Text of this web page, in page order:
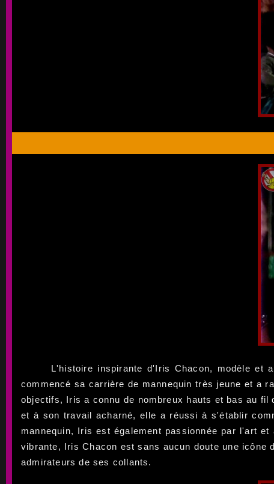
L'histoire inspirante d'Iris Chacon, modèle
commencé sa carrière de mannequin très jeune et a
objectifs, Iris a connu de nombreux hauts et bas au
et à son travail acharné, elle a réussi à s'établir
mannequin, Iris est également passionnée par l'art
vibrante, Iris Chacon est sans aucun doute une
admirateurs de ses collants.